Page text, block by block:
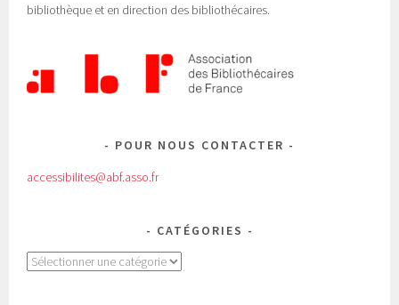
bibliothèque et en direction des bibliothécaires.
POUR NOUS CONTACTER
accessibilites@abf.asso.fr
CATÉGORIES
Catégories